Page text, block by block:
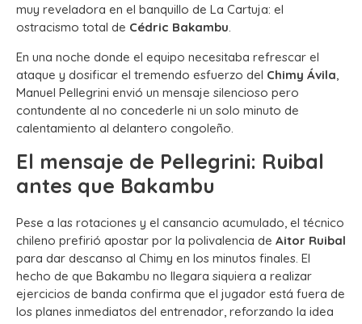
muy reveladora en el banquillo de La Cartuja: el
ostracismo total de Cédric Bakambu.
En una noche donde el equipo necesitaba refrescar el
ataque y dosificar el tremendo esfuerzo del Chimy Ávila,
Manuel Pellegrini envió un mensaje silencioso pero
contundente al no concederle ni un solo minuto de
calentamiento al delantero congoleño.
El mensaje de Pellegrini: Ruibal
antes que Bakambu
Pese a las rotaciones y el cansancio acumulado, el técnico
chileno prefirió apostar por la polivalencia de Aitor Ruibal
para dar descanso al Chimy en los minutos finales. El
hecho de que Bakambu no llegara siquiera a realizar
ejercicios de banda confirma que el jugador está fuera de
los planes inmediatos del entrenador, reforzando la idea